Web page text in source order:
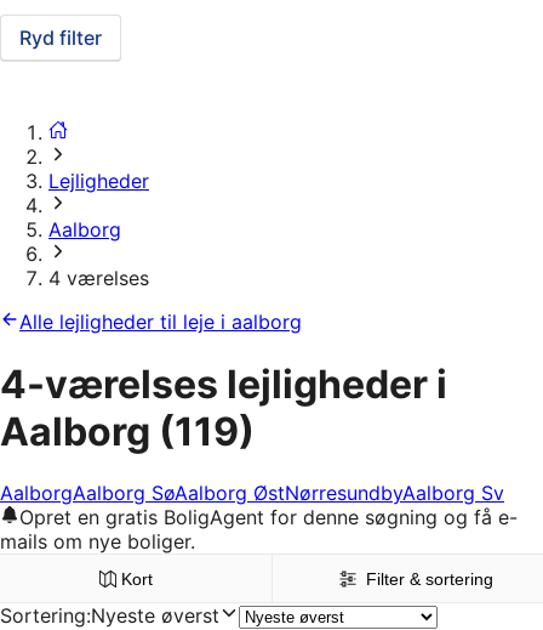
Ryd filter
Lejligheder
Aalborg
4 værelses
Alle lejligheder til leje i aalborg
4-værelses lejligheder i
Aalborg (119)
AalborgAalborg SøAalborg ØstNørresundbyAalborg Sv
Opret en gratis BoligAgent for denne søgning og få e-
mails om nye boliger.
Kort Filter & sortering
Sortering:Nyeste øverst